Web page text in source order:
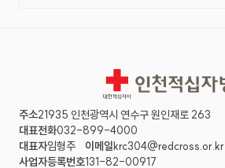
인천적십자병원
주소21935 인천광역시 연수구 원인재로 263
대표전화032-899-4000
대표자임형주 이메일krc304@redcross.or.kr
사업자등록번호131-82-00917